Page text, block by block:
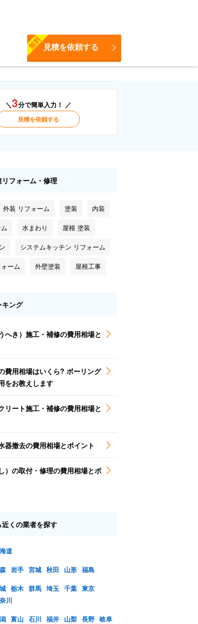
見積を依頼する
無料
＼3分で簡単入力！ ／
見積を依頼する
フォーム・修理
外装 リフォーム 塗装 内装
水まわり 屋根 塗装
システムキッチン リフォーム
ーム 外壁塗装 屋根工事
キング
へき）施工・補修の費用相場と
費用相場はいくら? ボーリング
をお教えします
リート施工・補修の費用相場と
器撤去の費用相場とポイント
）の取付・修理の費用相場とポ
くの業者を探す
道
岩手 宮城 秋田 山形 福島
栃木 群馬 埼玉 千葉 東京
川
富山 石川 福井 山梨 長野 岐阜